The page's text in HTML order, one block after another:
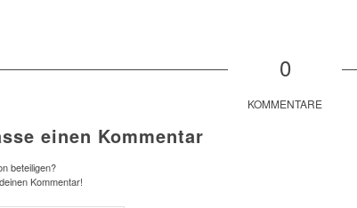
0
KOMMENTARE
einen Kommentar
beteiligen?
Kommentar!